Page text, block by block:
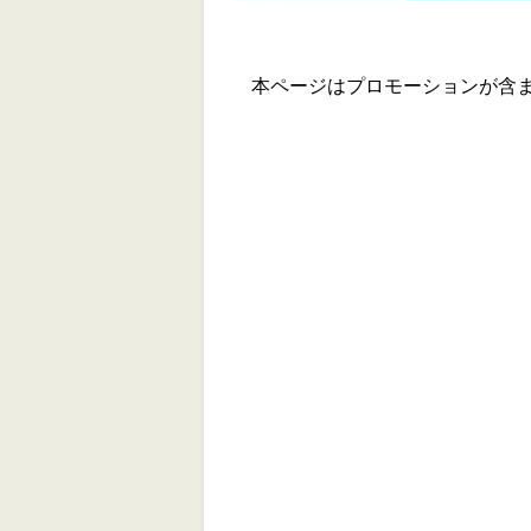
本ページはプロモーションが含